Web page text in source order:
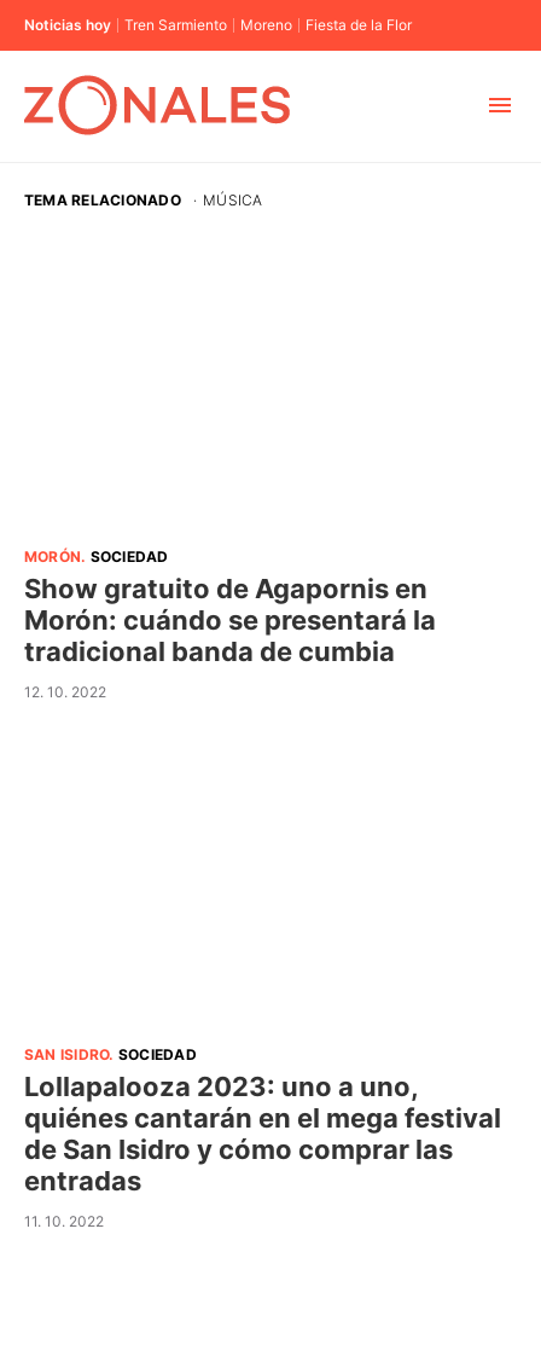
Noticias hoy Tren Sarmiento Moreno Fiesta de la Flor
TEMA RELACIONADO · MÚSICA
MORÓN. SOCIEDAD
Show gratuito de Agapornis en
Morón: cuándo se presentará la
tradicional banda de cumbia
12. 10. 2022
SAN ISIDRO. SOCIEDAD
Lollapalooza 2023: uno a uno,
quiénes cantarán en el mega festival
de San Isidro y cómo comprar las
entradas
11. 10. 2022